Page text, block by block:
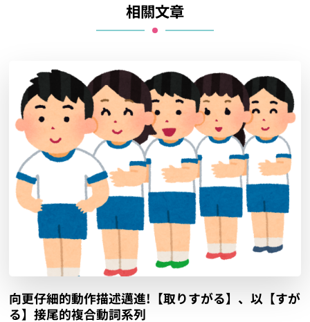
相關文章
向更仔細的動作描述邁進!【取りすがる】、以【すが
る】接尾的複合動詞系列